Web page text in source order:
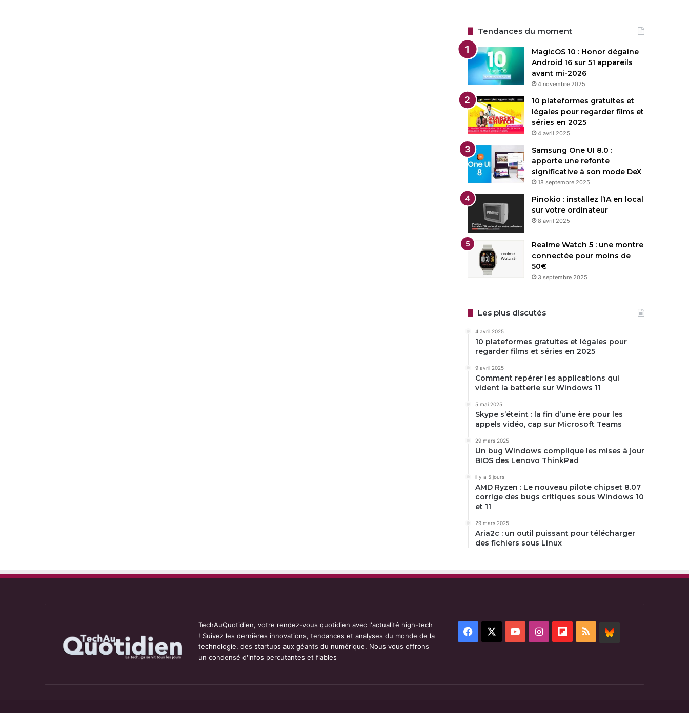
Tendances du moment
MagicOS 10 : Honor dégaine
Android 16 sur 51 appareils
avant mi-2026
4 novembre 2025
10 plateformes gratuites et
légales pour regarder films et
séries en 2025
4 avril 2025
Samsung One UI 8.0 :
apporte une refonte
significative à son mode DeX
18 septembre 2025
Pinokio : installez l’IA en local
sur votre ordinateur
8 avril 2025
Realme Watch 5 : une montre
connectée pour moins de
50€
3 septembre 2025
Les plus discutés
4 avril 2025
10 plateformes gratuites et légales pour
regarder films et séries en 2025
9 avril 2025
Comment repérer les applications qui
vident la batterie sur Windows 11
5 mai 2025
Skype s’éteint : la fin d’une ère pour les
appels vidéo, cap sur Microsoft Teams
29 mars 2025
Un bug Windows complique les mises à jour
BIOS des Lenovo ThinkPad
il y a 5 jours
AMD Ryzen : Le nouveau pilote chipset 8.07
corrige des bugs critiques sous Windows 10
et 11
29 mars 2025
Aria2c : un outil puissant pour télécharger
des fichiers sous Linux
TechAuQuotidien, votre rendez-vous quotidien avec l'actualité high-tech
! Suivez les dernières innovations, tendances et analyses du monde de la
technologie, des startups aux géants du numérique. Nous vous offrons
un condensé d'infos percutantes et fiables
Facebook YouTubeInstagramFlipboard
RSS